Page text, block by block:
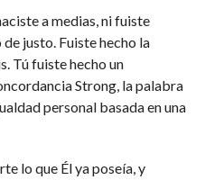
a medias, ni fuiste
justo. Fuiste hecho la
Tú fuiste hecho un
Strong, la palabra
personal basada en una
lo que Él ya poseía, y